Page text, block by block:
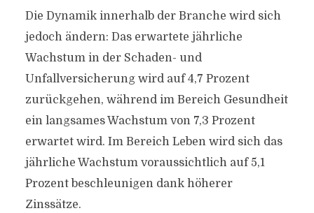
Die Dynamik innerhalb der Branche wird sich
jedoch ändern: Das erwartete jährliche
Wachstum in der Schaden- und
Unfallversicherung wird auf 4,7 Prozent
zurückgehen, während im Bereich Gesundheit
ein langsames Wachstum von 7,3 Prozent
erwartet wird. Im Bereich Leben wird sich das
jährliche Wachstum voraussichtlich auf 5,1
Prozent beschleunigen dank höherer
Zinssätze.